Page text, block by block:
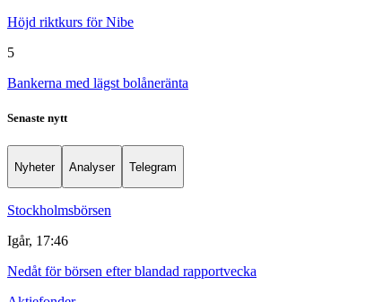
Höjd riktkurs för Nibe
5
Bankerna med lägst bolåneränta
Senaste nytt
Nyheter Analyser Telegram
Stockholmsbörsen
Igår, 17:46
Nedåt för börsen efter blandad rapportvecka